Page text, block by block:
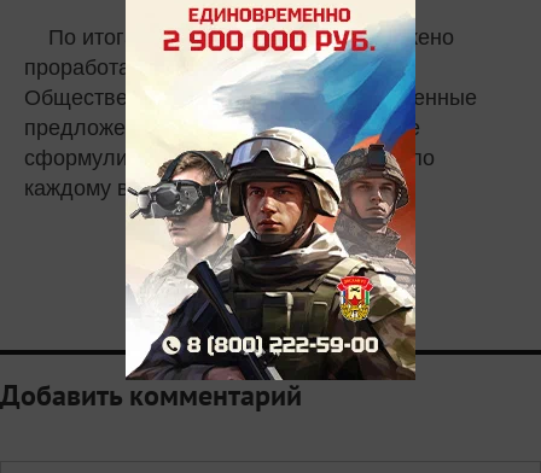
По итогам заседания было предложено
проработать совместно с членами
Общественного совета все представленные
предложения и рекомендации, а также
сформулировать позицию ведомства по
каждому вопросу.
0
Добавить комментарий